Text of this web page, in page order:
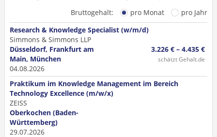
Bruttogehalt: pro Monat
pro Jahr
Research & Knowledge Specialist (w/m/d)
Simmons & Simmons LLP
Düsseldorf, Frankfurt am
Main, München
04.08.2026
3.226 € – 4.435 €
schätzt Gehalt.de
Praktikum im Knowledge Management im Bereich
Technology Excellence (m/w/x)
ZEISS
Oberkochen (Baden-
Württemberg)
29.07.2026